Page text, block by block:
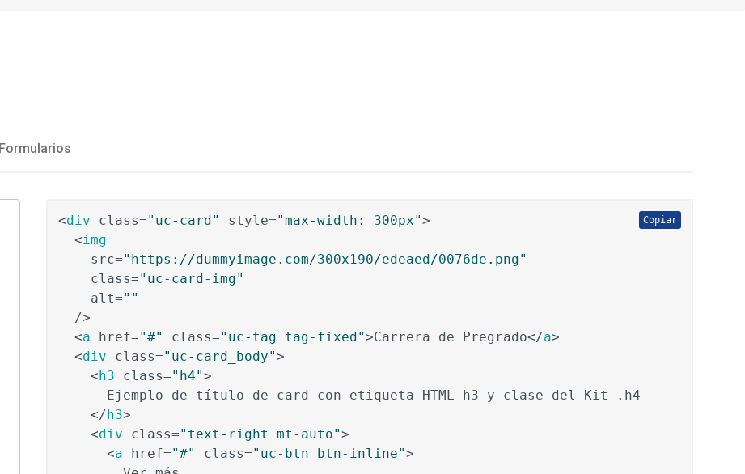
Formularios
Copiar
<div class="uc-card" style="max-width: 300px">
<img
src="https://dummyimage.com/300x190/edeaed/0076de.png"
class="uc-card-img"
alt=""
  />
<a href="#" class="uc-tag tag-fixed">Carrera de Pregrado</a>
<div class="uc-card_body">
< h3 class="h4">
      Ejemplo de título de card con etiqueta HTML h3 y clase del Kit .h4
</ h3>
<div class="text-right mt-auto">
<a href="#" class="uc-btn btn-inline">